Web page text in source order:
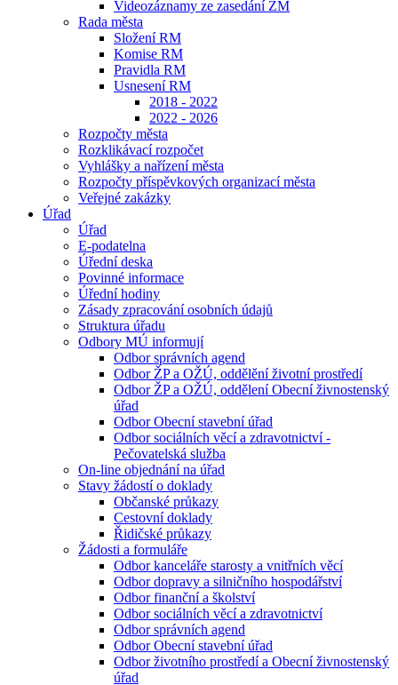
Videozáznamy ze zasedání ZM
Rada města
Složení RM
Komise RM
Pravidla RM
Usnesení RM
2018 - 2022
2022 - 2026
Rozpočty města
Rozklikávací rozpočet
Vyhlášky a nařízení města
Rozpočty příspěvkových organizací města
Veřejné zakázky
Úřad
Úřad
E-podatelna
Úřední deska
Povinné informace
Úřední hodiny
Zásady zpracování osobních údajů
Struktura úřadu
Odbory MÚ informují
Odbor správních agend
Odbor ŽP a OŽÚ, oddělění životní prostředí
Odbor ŽP a OŽÚ, oddělení Obecní živnostenský
úřad
Odbor Obecní stavební úřad
Odbor sociálních věcí a zdravotnictví -
Pečovatelská služba
On-line objednání na úřad
Stavy žádostí o doklady
Občanské průkazy
Cestovní doklady
Řidičské průkazy
Žádosti a formuláře
Odbor kanceláře starosty a vnitřních věcí
Odbor dopravy a silničního hospodářství
Odbor finanční a školství
Odbor sociálních věcí a zdravotnictví
Odbor správních agend
Odbor Obecní stavební úřad
Odbor životního prostředí a Obecní živnostenský
úřad